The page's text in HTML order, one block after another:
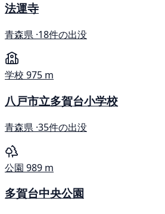
法運寺
青森県 ·18件の出没
学校 975 m
八戸市立多賀台小学校
青森県 ·35件の出没
公園 989 m
多賀台中央公園